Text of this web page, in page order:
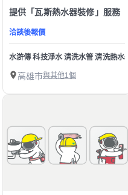
提供「瓦斯熱水器裝修」服務
洽談後報價
水滸傳 科技淨水 清洗水管 清洗熱水器
高雄市與其他1個